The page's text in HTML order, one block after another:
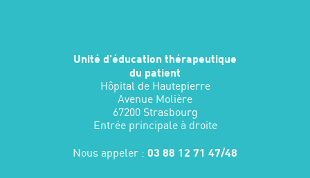
Unité d'éducation thérapeutique
du patient
Hôpital de Hautepierre
Avenue Molière
67200 Strasbourg
Entrée principale à droite
Nous appeler : 03 88 12 71 47/48